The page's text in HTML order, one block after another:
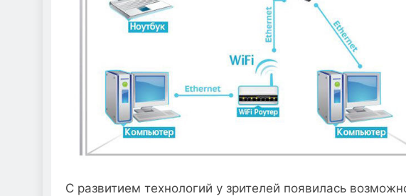
С развитием технологий у зрителей появилась